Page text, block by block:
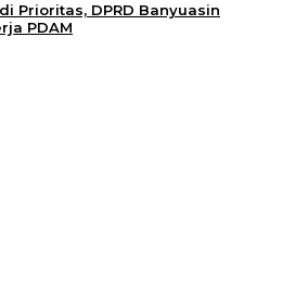
Prioritas, DPRD Banyuasin
PDAM